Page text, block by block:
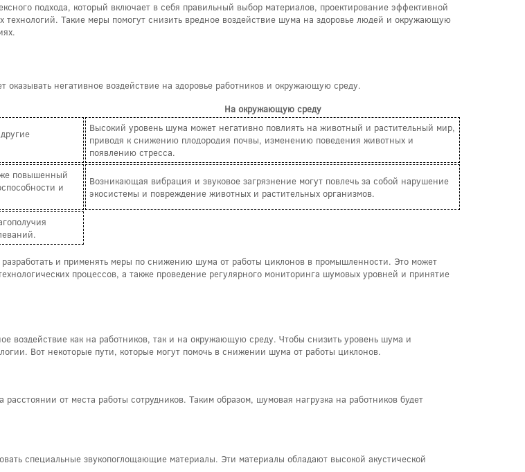
подхода, который включает в себя правильный выбор материалов, проектирование эффективной
Такие меры помогут снизить вредное воздействие шума на здоровье людей и окружающую
негативное воздействие на здоровье работников и окружающую среду.
На окружающую среду
Высокий уровень шума может негативно повлиять на животный и растительный мир,
приводя к снижению плодородия почвы, изменению поведения животных и
появлению стресса.
повышенный
и
Возникающая вибрация и звуковое загрязнение могут повлечь за собой нарушение
экосистемы и повреждение животных и растительных организмов.
и применять меры по снижению шума от работы циклонов в промышленности. Это может
процессов, а также проведение регулярного мониторинга шумовых уровней и принятие
как на работников, так и на окружающую среду. Чтобы снизить уровень шума и
Вот некоторые пути, которые могут помочь в снижении шума от работы циклонов.
от места работы сотрудников. Таким образом, шумовая нагрузка на работников будет
специальные звукопоглощающие материалы. Эти материалы обладают высокой акустической